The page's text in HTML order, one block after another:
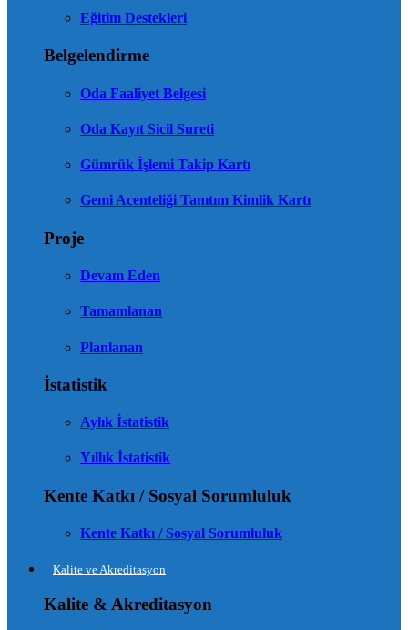
Eğitim Destekleri
Belgelendirme
Oda Faaliyet Belgesi
Oda Kayıt Sicil Sureti
Gümrük İşlemi Takip Kartı
Gemi Acenteliği Tanıtım Kimlik Kartı
Proje
Devam Eden
Tamamlanan
Planlanan
İstatistik
Aylık İstatistik
Yıllık İstatistik
Kente Katkı / Sosyal Sorumluluk
Kente Katkı / Sosyal Sorumluluk
Kalite ve Akreditasyon
Kalite & Akreditasyon